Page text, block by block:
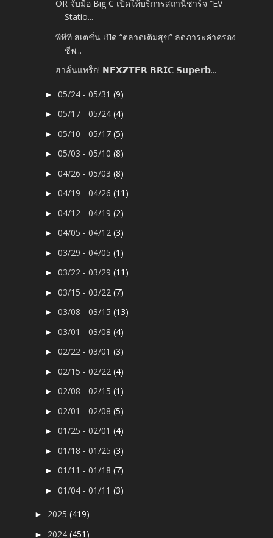
OR จับมือ Big C เปิดให้บริการสถานีชาร์จ “EV
Statio...
พีทีที สเตชั่น เปิด “ตลาดเติมสุข” ลดภาระค่าครอง
ชีพ...
ฮาลั่นแทร็ก! 𝗡𝗘𝗫𝗭𝗧𝗘𝗥 𝗕𝗥𝗜𝗖 𝗦𝘂𝗽𝗲𝗿𝗯...
►05/24 - 05/31(9)
►05/17 - 05/24(4)
►05/10 - 05/17(5)
►05/03 - 05/10(8)
►04/26 - 05/03(8)
►04/19 - 04/26(11)
►04/12 - 04/19(2)
►04/05 - 04/12(3)
►03/29 - 04/05(1)
►03/22 - 03/29(11)
►03/15 - 03/22(7)
►03/08 - 03/15(13)
►03/01 - 03/08(4)
►02/22 - 03/01(3)
►02/15 - 02/22(4)
►02/08 - 02/15(1)
►02/01 - 02/08(5)
►01/25 - 02/01(4)
►01/18 - 01/25(3)
►01/11 - 01/18(7)
►01/04 - 01/11(3)
► 2025(419)
► 2024(451)